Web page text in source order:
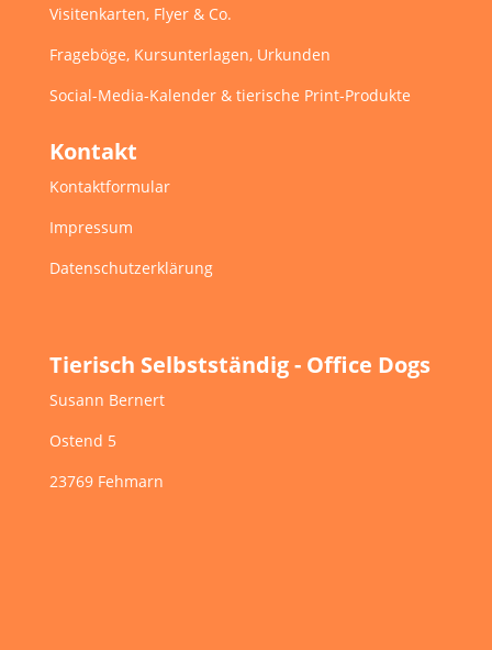
Visitenkarten, Flyer & Co.
Frageböge, Kursunterlagen, Urkunden
Social-Media-Kalender & tierische Print-Produkte
Kontakt
Kontaktformular
Impressum
Datenschutzerklärung
Tierisch Selbstständig - Office Dogs
Susann Bernert
Ostend 5
23769 Fehmarn